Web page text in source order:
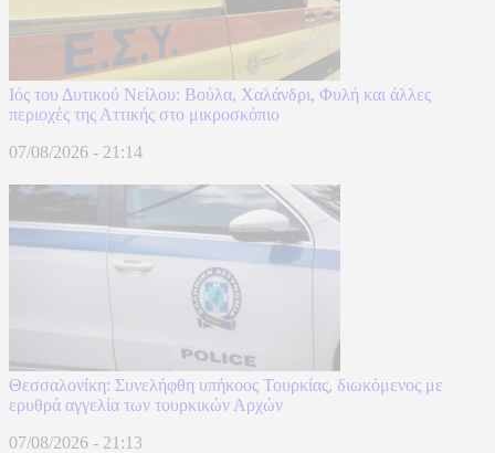
Ιός του Δυτικού Νείλου: Βούλα, Χαλάνδρι, Φυλή και άλλες
περιοχές της Αττικής στο μικροσκόπιο
07/08/2026 - 21:14
Θεσσαλονίκη: Συνελήφθη υπήκοος Τουρκίας, διωκόμενος με
ερυθρά αγγελία των τουρκικών Αρχών
07/08/2026 - 21:13